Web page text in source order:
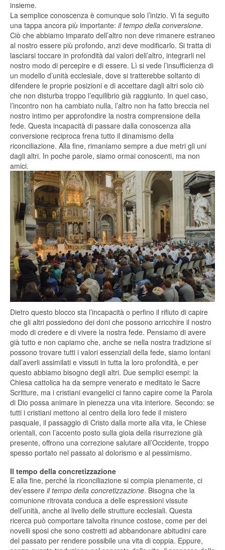
insieme.
La semplice conoscenza è comunque solo l’inizio. Vi fa seguito
una tappa ancora più importante: il tempo della conversione.
Ciò che abbiamo imparato dell’altro non deve rimanere estraneo
al nostro essere più profondo, anzi deve modificarlo. Si tratta di
lasciarsi toccare in profondità dai valori dell’altro, integrarli nel
nostro modo di percepire e di essere. Lì si vede l’insufficienza di
un modello d’unità ecclesiale, dove si tratterebbe soltanto di
difendere le proprie posizioni e di accettare dagli altri solo ciò
che non disturba troppo l’equilibrio già raggiunto. In quel caso,
l’incontro non ha cambiato nulla, l’altro non ha fatto breccia nel
nostro intimo per approfondire la nostra comprensione della
fede. Questa incapacità di passare dalla conoscenza alla
conversione reciproca frena tutto il dinamismo della
riconciliazione. Alla fine, rimaniamo sempre a due metri gli uni
dagli altri. In poche parole, siamo ormai conoscenti, ma non
amici.
Dietro questo blocco sta l’incapacità o perfino il rifiuto di capire
che gli altri possiedono dei doni che possono arricchire il nostro
modo di credere e di vivere la nostra fede. Pensiamo di avere
già tutto e non capiamo che, anche se nella nostra tradizione si
possono trovare tutti i valori essenziali della fede, siamo lontani
dall’averli assimilati e vissuti in tutta la loro profondità, e per
questo abbiamo bisogno degli altri. Due semplici esempi: la
Chiesa cattolica ha da sempre venerato e meditato le Sacre
Scritture, ma i cristiani evangelici ci fanno capire come la Parola
di Dio possa animare in pienezza una vita interiore. Secondo: se
tutti i cristiani mettono al centro della loro fede il mistero
pasquale, il passaggio di Cristo dalla morte alla vita, le Chiese
orientali, con l’accento posto sulla gioia della risurrezione già
presente, offrono una correzione salutare all’Occidente, troppo
spesso portato nel passato al dolorismo e al pessimismo.
Il tempo della concretizzazione
E alla fine, perché la riconciliazione si compia pienamente, ci
dev’essere il tempo della concretizzazione. Bisogna che la
comunione ritrovata conduca a delle espressioni vissute
dell’unità, anche al livello delle strutture ecclesiali. Questa
ricerca può comportare talvolta rinunce costose, come per dei
novelli sposi che sono costretti ad abbandonare abitudini care
del passato per rendere possibile una vita di coppia. Eppure,